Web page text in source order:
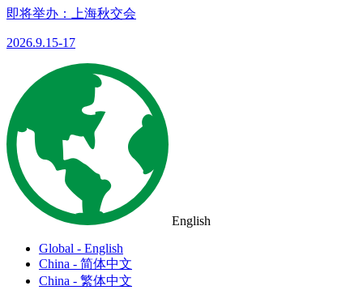
即将举办：上海秋交会
2026.9.15-17
English
Global - English
China - 简体中文
China - 繁体中文